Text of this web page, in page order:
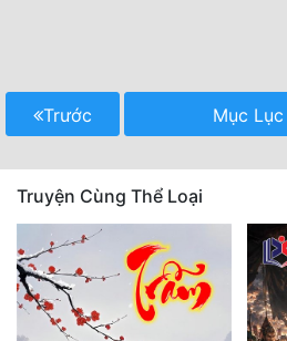
Trước Mục Lục
Truyện Cùng Thể Loại